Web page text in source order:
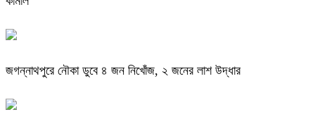
জগন্নাথপুরে নৌকা ডুবে ৪ জন নিখোঁজ, ২ জনের লাশ উদ্ধার